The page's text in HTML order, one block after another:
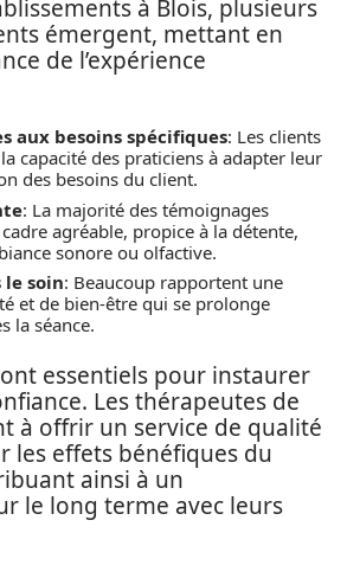
à Blois, plusieurs
émergent, mettant en
de l’expérience
aux besoins spécifiques: Les clients
capacité des praticiens à adapter leur
des besoins du client.
: La majorité des témoignages
agréable, propice à la détente,
sonore ou olfactive.
soin: Beaucoup rapportent une
et de bien-être qui se prolonge
la séance.
essentiels pour instaurer
Les thérapeutes de
à offrir un service de qualité
les effets bénéfiques du
ainsi à un
le long terme avec leurs